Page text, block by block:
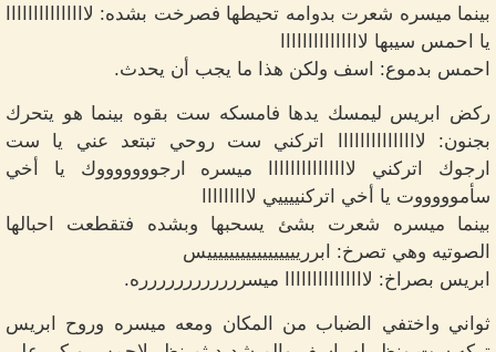
بينما ميسره شعرت بدوامه تحيطها فصرخت بشده: لااااااااااااااا
يا احمس سيبها لااااااااااااااا
احمس بدموع: اسف ولكن هذا ما يجب أن يحدث.
ركض ابريس ليمسك يدها فامسكه ست بقوه بينما هو يتحرك
بجنون: لااااااااااااااا اتركني ست روحي تبتعد عني يا ست
ارجوك اتركني لااااااااااااااا ميسره ارجوووووووك يا أخي
سأموووووت يا أخي اتركنييييي لااااااااا
بينما ميسره شعرت بشئ يسحبها وبشده فتقطعت احبالها
الصوتيه وهي تصرخ: ابرريييييييييييييييييس
ابريس بصراخ: لااااااااااااااا ميسرررررررررررره.
ثواني واختفي الضباب من المكان ومعه ميسره وروح ابريس